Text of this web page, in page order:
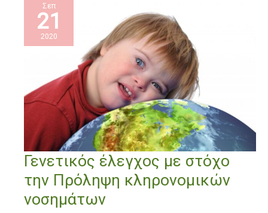
Σεπ
21
2020
Γενετικός έλεγχος με στόχο
την Πρόληψη κληρονομικών
νοσημάτων
Γενετικός
έλεγχος
με
στόχο
την